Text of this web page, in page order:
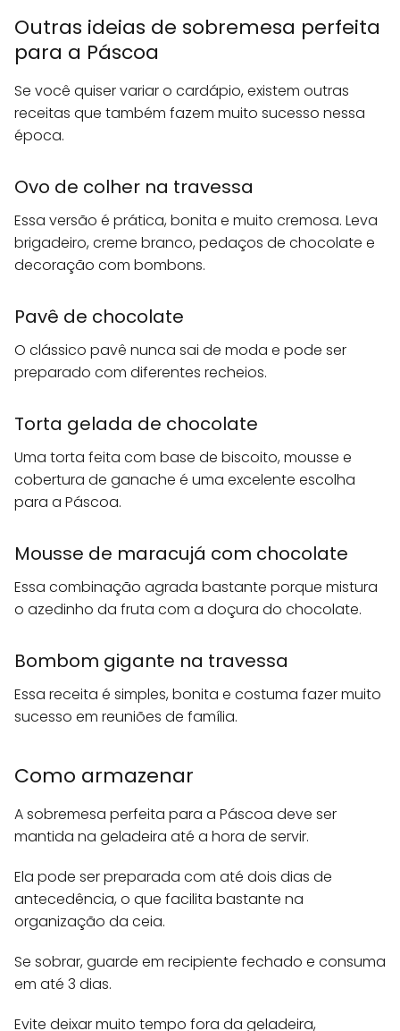
Outras ideias de sobremesa perfeita
para a Páscoa
Se você quiser variar o cardápio, existem outras
receitas que também fazem muito sucesso nessa
época.
Ovo de colher na travessa
Essa versão é prática, bonita e muito cremosa. Leva
brigadeiro, creme branco, pedaços de chocolate e
decoração com bombons.
Pavê de chocolate
O clássico pavê nunca sai de moda e pode ser
preparado com diferentes recheios.
Torta gelada de chocolate
Uma torta feita com base de biscoito, mousse e
cobertura de ganache é uma excelente escolha
para a Páscoa.
Mousse de maracujá com chocolate
Essa combinação agrada bastante porque mistura
o azedinho da fruta com a doçura do chocolate.
Bombom gigante na travessa
Essa receita é simples, bonita e costuma fazer muito
sucesso em reuniões de família.
Como armazenar
A sobremesa perfeita para a Páscoa deve ser
mantida na geladeira até a hora de servir.
Ela pode ser preparada com até dois dias de
antecedência, o que facilita bastante na
organização da ceia.
Se sobrar, guarde em recipiente fechado e consuma
em até 3 dias.
Evite deixar muito tempo fora da geladeira,